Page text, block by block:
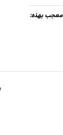
معجب بهذه: